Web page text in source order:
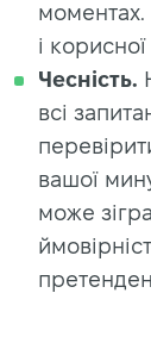
моментах.
і
Чесність.
всі
вашої
може